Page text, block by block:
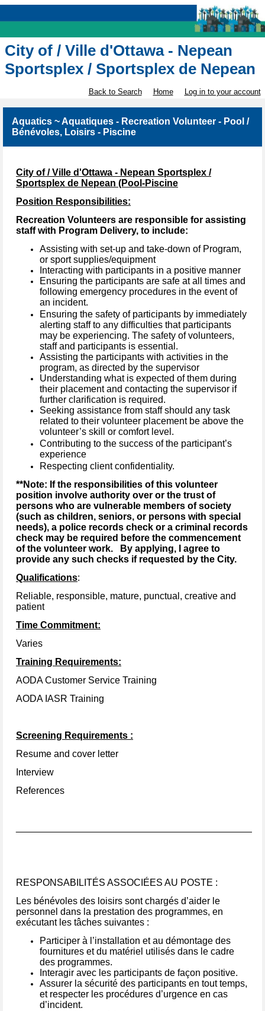
City of / Ville d'Ottawa - Nepean
Sportsplex / Sportsplex de Nepean
Back to Search Home Log in to your account
Aquatics ~ Aquatiques - Recreation Volunteer - Pool /
Bénévoles, Loisirs - Piscine
City of / Ville d'Ottawa - Nepean Sportsplex /
Sportsplex de Nepean (Pool-Piscine
Position Responsibilities:
Recreation Volunteers are responsible for assisting
staff with Program Delivery, to include:
Assisting with set-up and take-down of Program,
or sport supplies/equipment
Interacting with participants in a positive manner
Ensuring the participants are safe at all times and
following emergency procedures in the event of
an incident.
Ensuring the safety of participants by immediately
alerting staff to any difficulties that participants
may be experiencing. The safety of volunteers,
staff and participants is essential.
Assisting the participants with activities in the
program, as directed by the supervisor
Understanding what is expected of them during
their placement and contacting the supervisor if
further clarification is required.
Seeking assistance from staff should any task
related to their volunteer placement be above the
volunteer’s skill or comfort level.
Contributing to the success of the participant’s
experience
Respecting client confidentiality.
**Note: If the responsibilities of this volunteer
position involve authority over or the trust of
persons who are vulnerable members of society
(such as children, seniors, or persons with special
needs), a police records check or a criminal records
check may be required before the commencement
of the volunteer work. By applying, I agree to
provide any such checks if requested by the City.
Qualifications:
Reliable, responsible, mature, punctual, creative and
patient
Time Commitment:
Varies
Training Requirements:
AODA Customer Service Training
AODA IASR Training
Screening Requirements :
Resume and cover letter
Interview
References
RESPONSABILITÉS ASSOCIÉES AU POSTE :
Les bénévoles des loisirs sont chargés d’aider le
personnel dans la prestation des programmes, en
exécutant les tâches suivantes :
Participer à l’installation et au démontage des
fournitures et du matériel utilisés dans le cadre
des programmes.
Interagir avec les participants de façon positive.
Assurer la sécurité des participants en tout temps,
et respecter les procédures d’urgence en cas
d’incident.